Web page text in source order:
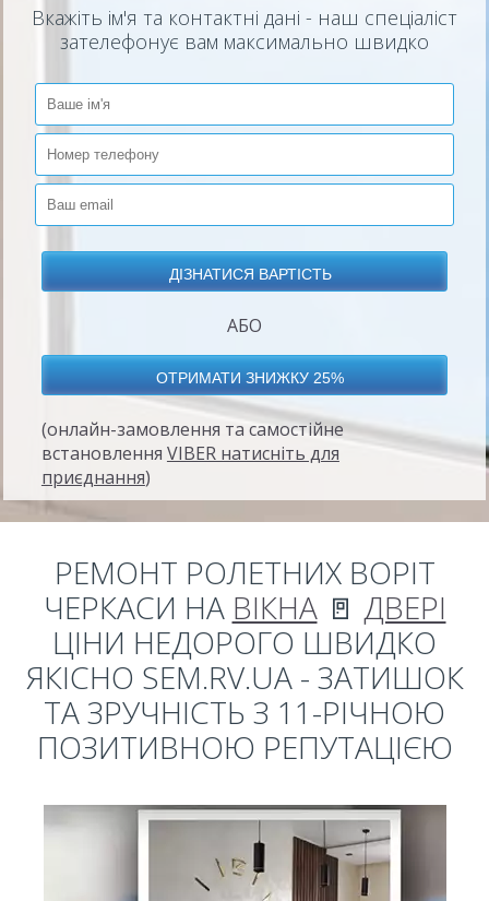
Вкажіть ім'я та контактні дані - наш спеціаліст
зателефонує вам максимально швидко
АБО
(онлайн-замовлення та самостійне
встановлення VIBER натисніть для
приєднання)
РЕМОНТ РОЛЕТНИХ ВОРІТ
ЧЕРКАСИ НА ВІКНА🚪 ДВЕРІ
ЦІНИ НЕДОРОГО ШВИДКО
ЯКІСНО SEM.RV.UA - ЗАТИШОК
ТА ЗРУЧНІСТЬ З 11-РІЧНОЮ
ПОЗИТИВНОЮ РЕПУТАЦІЄЮ